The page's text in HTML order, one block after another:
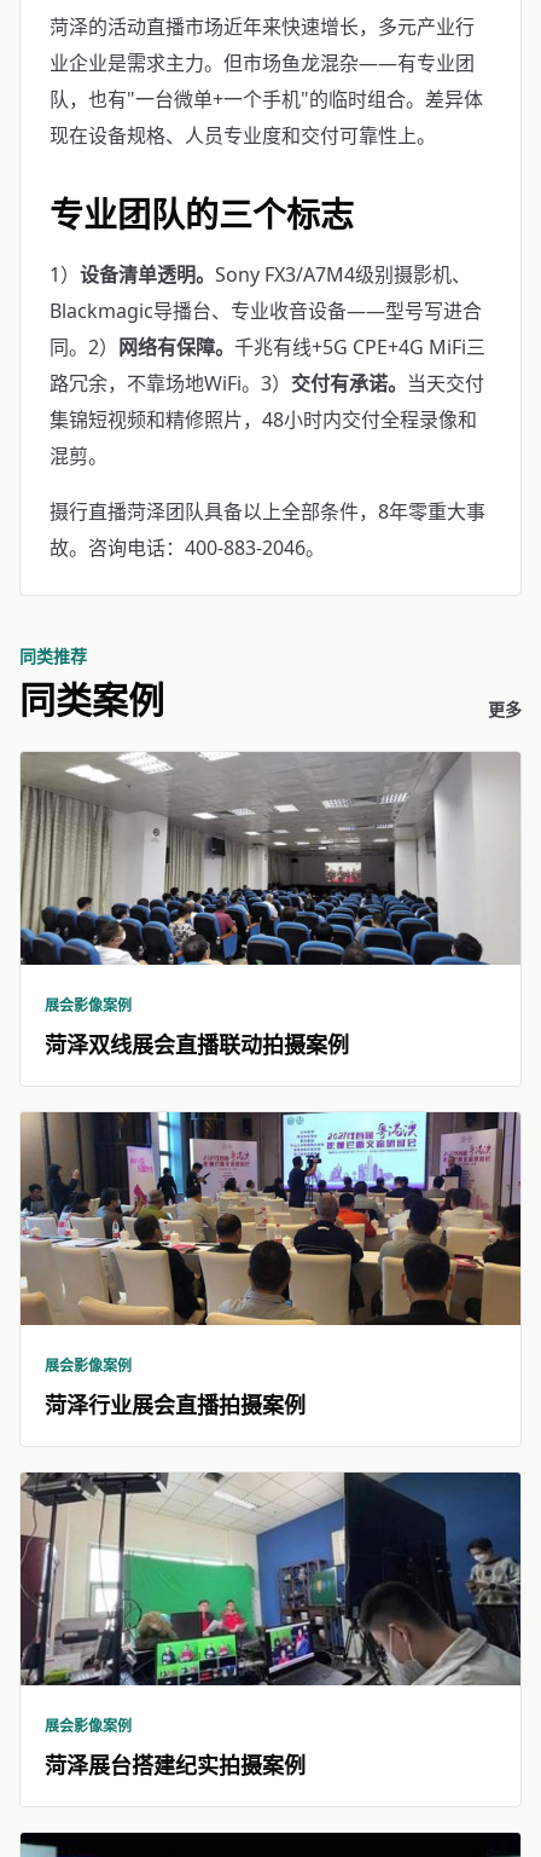
菏泽的活动直播市场近年来快速增长，多元产业行
业企业是需求主力。但市场鱼龙混杂——有专业团
队，也有"一台微单+一个手机"的临时组合。差异体
现在设备规格、人员专业度和交付可靠性上。
专业团队的三个标志
1） 设备清单透明。 Sony FX3/A7M4级别摄影机、
Blackmagic导播台、专业收音设备——型号写进合
同。2） 网络有保障。 千兆有线+5G CPE+4G MiFi三
路冗余，不靠场地WiFi。3） 交付有承诺。 当天交付
集锦短视频和精修照片，48小时内交付全程录像和
混剪。
摄行直播菏泽团队具备以上全部条件，8年零重大事
故。咨询电话：400-883-2046。
同类推荐
同类案例 更多
展会影像案例
菏泽双线展会直播联动拍摄案例
展会影像案例
菏泽行业展会直播拍摄案例
展会影像案例
菏泽展台搭建纪实拍摄案例